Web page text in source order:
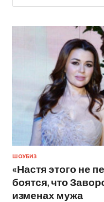
ШОУБИЗ
«Настя этого не
боятся, что
изменах мужа